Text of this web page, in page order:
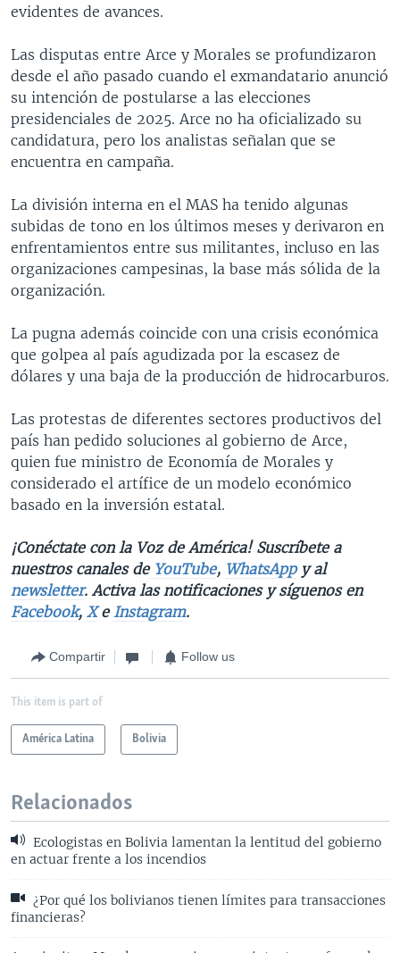
evidentes de avances.
Las disputas entre Arce y Morales se profundizaron
desde el año pasado cuando el exmandatario anunció
su intención de postularse a las elecciones
presidenciales de 2025. Arce no ha oficializado su
candidatura, pero los analistas señalan que se
encuentra en campaña.
La división interna en el MAS ha tenido algunas
subidas de tono en los últimos meses y derivaron en
enfrentamientos entre sus militantes, incluso en las
organizaciones campesinas, la base más sólida de la
organización.
La pugna además coincide con una crisis económica
que golpea al país agudizada por la escasez de
dólares y una baja de la producción de hidrocarburos.
Las protestas de diferentes sectores productivos del
país han pedido soluciones al gobierno de Arce,
quien fue ministro de Economía de Morales y
considerado el artífice de un modelo económico
basado en la inversión estatal.
¡Conéctate con la Voz de América! Suscríbete a
nuestros canales deYouTube, WhatsAppy al
newsletter. Activa las notificaciones y síguenos en
Facebook, Xe Instagram.
Compartir Follow us
This item is part of
América Latina Bolivia
Relacionados
Ecologistas en Bolivia lamentan la lentitud del gobierno
en actuar frente a los incendios
¿Por qué los bolivianos tienen límites para transacciones
financieras?